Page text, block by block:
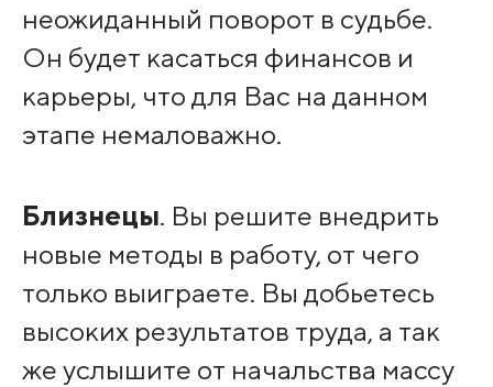
неожиданный поворот в судьбе.
Он будет касаться финансов и
карьеры, что для Вас на данном
этапе немаловажно.
Близнецы. Вы решите внедрить
новые методы в работу, от чего
только выиграете. Вы добьетесь
высоких результатов труда, а так
же услышите от начальства массу